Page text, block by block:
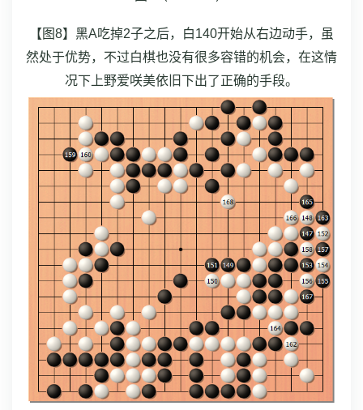
【图8】黑A吃掉2子之后，白140开始从右边动手，虽
然处于优势，不过白棋也没有很多容错的机会，在这情
况下上野爱咲美依旧下出了正确的手段。